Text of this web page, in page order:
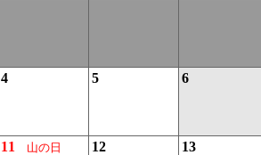
4 5 6
11 山の日 12 13